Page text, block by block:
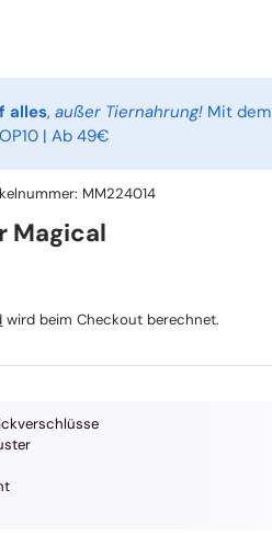
alles,außer Tiernahrung! Mit
| Ab 49€
MM224014
Magical
wird beim Checkout berechnet.